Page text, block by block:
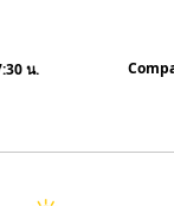
น.